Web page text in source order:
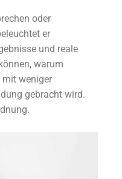
oder
er
und reale
warum
mit weniger
gebracht wird.